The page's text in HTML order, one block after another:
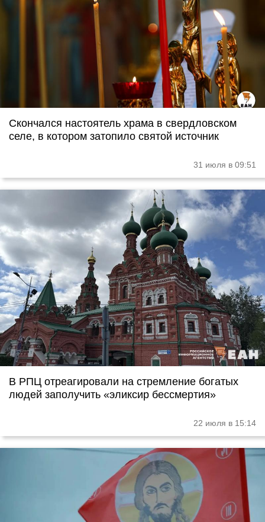
Скончался настоятель храма в свердловском
селе, в котором затопило святой источник
31 июля в 09:51
В РПЦ отреагировали на стремление богатых
людей заполучить «эликсир бессмертия»
22 июля в 15:14